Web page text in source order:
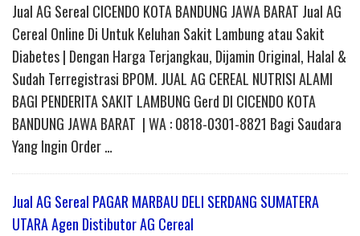
Jual AG Sereal CICENDO KOTA BANDUNG JAWA BARAT Jual AG
Cereal Online Di Untuk Keluhan Sakit Lambung atau Sakit
Diabetes | Dengan Harga Terjangkau, Dijamin Original, Halal &
Sudah Terregistrasi BPOM. JUAL AG CEREAL NUTRISI ALAMI
BAGI PENDERITA SAKIT LAMBUNG Gerd DI CICENDO KOTA
BANDUNG JAWA BARAT | WA : 0818-0301-8821 Bagi Saudara
Yang Ingin Order …
Jual AG Sereal PAGAR MARBAU DELI SERDANG SUMATERA
UTARA Agen Distibutor AG Cereal